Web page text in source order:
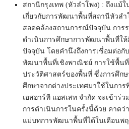
สถานีกรุงเทพ (หัวลำโพง) : ถึงแม้
เกี่ยวกับการพัฒนาพื้นที่สถานีหัวลำ
สอดคล้องสถานการณ์ปัจจุบัน การร
ดำเนินการศึกษาการพัฒนาพื้นที่ใ
ปัจจุบัน โดยคำนึงถึงการเชื่อมต่อกั
พัฒนาพื้นที่เชิงพาณิชย์ การใช้พื้นที่
ประวัติศาสตร์ของพื้นที่ ซึ่งการศึก
ศึกษาจากต่างประเทศมาใช้ในกา
เอสอาร์ที แอสเสท จำกัด จะเข้าร่วม
การดำเนินการในครั้งนี้ด้วย คาดว่
แม่บทการพัฒนาพื้นที่ได้ในเดือนพ